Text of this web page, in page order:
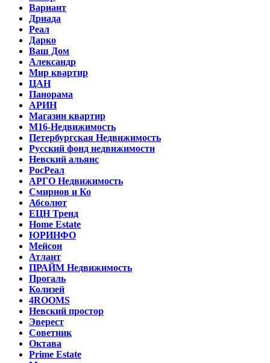
Вариант
Дриада
Реал
Дарко
Ваш Дом
Александр
Мир квартир
ЦАН
Панорама
АРИН
Магазин квартир
М16-Недвижимость
Петербургская Недвижимость
Русский фонд недвижимости
Невский альянс
РосРеал
АРГО Недвижимость
Смирнов и Ко
Абсолют
ЕЦН Тренд
Home Estate
ЮРИНФО
Мейсон
Атлант
ПРАЙМ Недвижимость
Прогаль
Колизей
4ROOMS
Невский простор
Эверест
Советник
Октава
Prime Estate